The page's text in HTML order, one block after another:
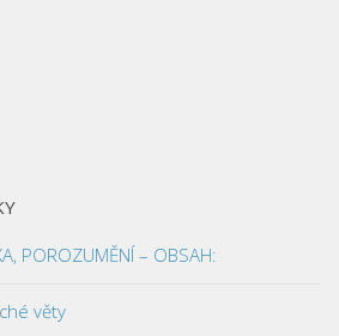
POROZUMĚNÍ – OBSAH:
věty